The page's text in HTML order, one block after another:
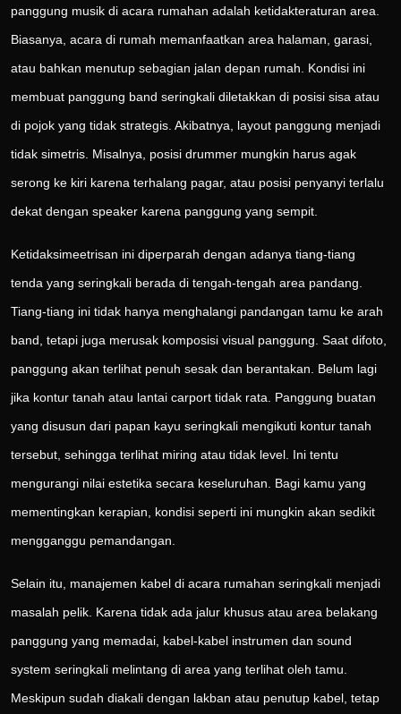
panggung musik di acara rumahan adalah ketidakteraturan area.
Biasanya, acara di rumah memanfaatkan area halaman, garasi,
atau bahkan menutup sebagian jalan depan rumah. Kondisi ini
membuat panggung band seringkali diletakkan di posisi sisa atau
di pojok yang tidak strategis. Akibatnya, layout panggung menjadi
tidak simetris. Misalnya, posisi drummer mungkin harus agak
serong ke kiri karena terhalang pagar, atau posisi penyanyi terlalu
dekat dengan speaker karena panggung yang sempit.
Ketidaksimeetrisan ini diperparah dengan adanya tiang-tiang
tenda yang seringkali berada di tengah-tengah area pandang.
Tiang-tiang ini tidak hanya menghalangi pandangan tamu ke arah
band, tetapi juga merusak komposisi visual panggung. Saat difoto,
panggung akan terlihat penuh sesak dan berantakan. Belum lagi
jika kontur tanah atau lantai carport tidak rata. Panggung buatan
yang disusun dari papan kayu seringkali mengikuti kontur tanah
tersebut, sehingga terlihat miring atau tidak level. Ini tentu
mengurangi nilai estetika secara keseluruhan. Bagi kamu yang
mementingkan kerapian, kondisi seperti ini mungkin akan sedikit
mengganggu pemandangan.
Selain itu, manajemen kabel di acara rumahan seringkali menjadi
masalah pelik. Karena tidak ada jalur khusus atau area belakang
panggung yang memadai, kabel-kabel instrumen dan sound
system seringkali melintang di area yang terlihat oleh tamu.
Meskipun sudah diakali dengan lakban atau penutup kabel, tetap